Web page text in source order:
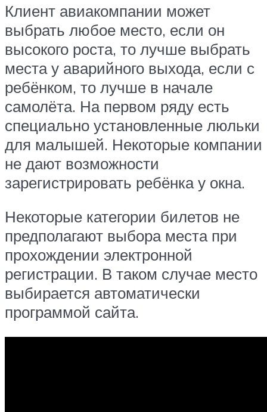
Клиент авиакомпании может
выбрать любое место, если он
высокого роста, то лучше выбрать
места у аварийного выхода, если с
ребёнком, то лучше в начале
самолёта. На первом ряду есть
специально установленные люльки
для малышей. Некоторые компании
не дают возможности
зарегистрировать ребёнка у окна.
Некоторые категории билетов не
предполагают выбора места при
прохождении электронной
регистрации. В таком случае место
выбирается автоматически
программой сайта.